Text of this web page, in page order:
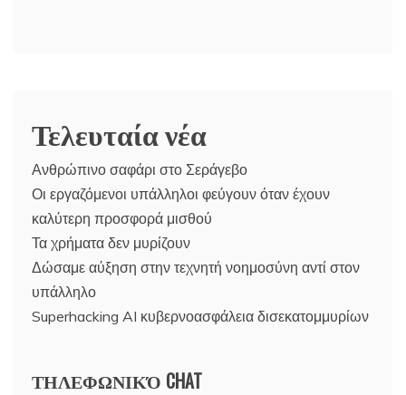
Τελευταία νέα
Ανθρώπινο σαφάρι στο Σεράγεβο
Οι εργαζόμενοι υπάλληλοι φεύγουν όταν έχουν
καλύτερη προσφορά μισθού
Τα χρήματα δεν μυρίζουν
Δώσαμε αύξηση στην τεχνητή νοημοσύνη αντί στον
υπάλληλο
Superhacking AI κυβερνοασφάλεια δισεκατομμυρίων
ΤΗΛΕΦΩΝΙΚΌ CHAT